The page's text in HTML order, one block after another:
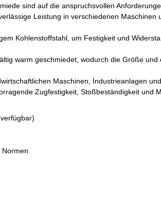
sind auf die anspruchsvollen
Leistung in verschiedenen Maschinen
Kohlenstoffstahl, um Festigkeit und
warm geschmiedet, wodurch die Größe und
Maschinen, Industrieanlagen
Zugfestigkeit, Stoßbeständigkeit und
Normen